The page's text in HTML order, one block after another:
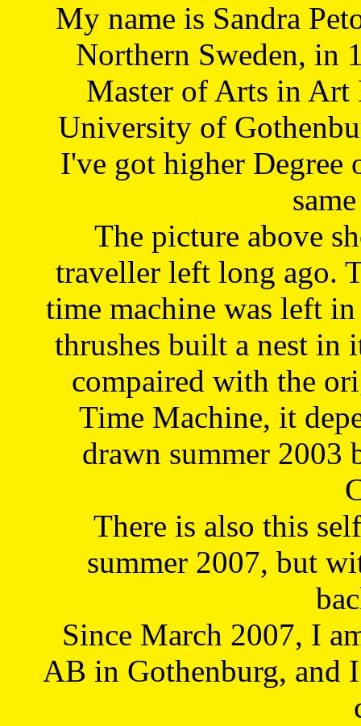
My name is Sandra
Northern Sweden, in
Master of Arts in Art
University of
I've got higher Degree
The picture above
traveller left long ago.
time machine was left
thrushes built a nest in
compaired with the
Time Machine, it
drawn summer 2003
There is also this
summer 2007, but
Since March 2007, I
AB in Gothenburg, and